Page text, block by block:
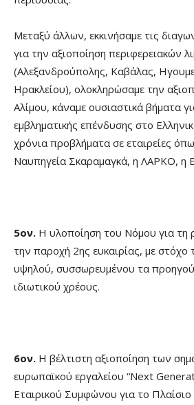
Μεταξύ άλλων, εκκινήσαμε τις
για την αξιοποίηση περιφερειακών
(Αλεξανδρούπολης, Καβάλας,
Ηρακλείου), ολοκληρώσαμε την
Αλίμου, κάναμε ουσιαστικά βήματα
εμβληματικής επένδυσης στο
χρόνια προβλήματα σε εταιρείες
Ναυπηγεία Σκαραμαγκά, η ΛΑΡΚΟ, η
5ον. Η υλοποίηση του Νόμου για τη
την παροχή 2ης ευκαιρίας, με στόχο
υψηλού, συσσωρευμένου τα
ιδιωτικού χρέους.
6ον. Η βέλτιστη αξιοποίηση των
ευρωπαϊκού εργαλείου “Next
Εταιρικού Συμφώνου για το